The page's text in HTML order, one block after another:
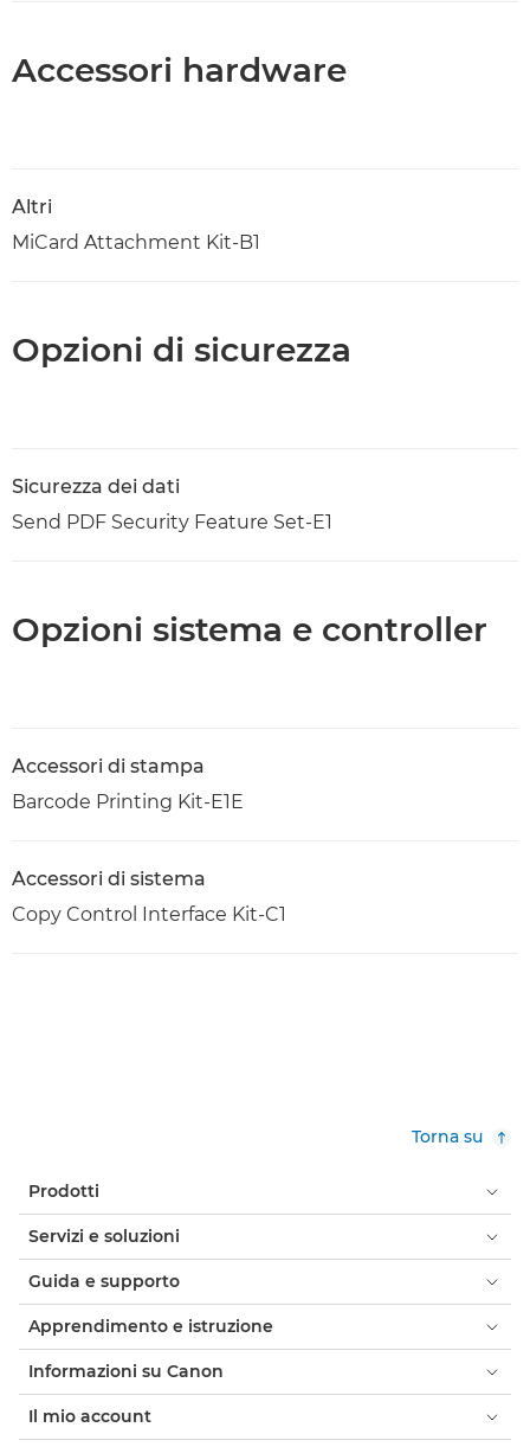
Accessori hardware
Altri
MiCard Attachment Kit-B1
Opzioni di sicurezza
Sicurezza dei dati
Send PDF Security Feature Set-E1
Opzioni sistema e controller
Accessori di stampa
Barcode Printing Kit-E1E
Accessori di sistema
Copy Control Interface Kit-C1
Torna su
Prodotti
Servizi e soluzioni
Guida e supporto
Apprendimento e istruzione
Informazioni su Canon
Il mio account